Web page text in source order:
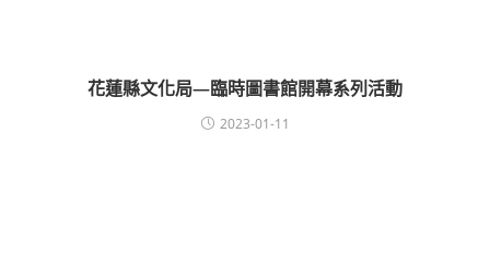
花蓮縣文化局—臨時圖書館開幕系列活動
2023-01-11